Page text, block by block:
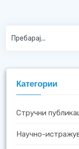
Категории
Стручни
Научно-